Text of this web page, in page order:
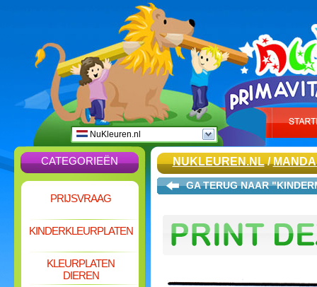
NuKleuren.nl
CATEGORIEËN
PRIJSVRAAG
KINDERKLEURPLATEN
KLEURPLATEN
DIEREN
NUKLEUREN.NL/
GA TERUG NAAR